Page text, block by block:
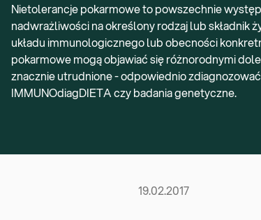
Nietolerancje pokarmowe to powszechnie
nadwrażliwości na określony rodzaj lub składnik
układu immunologicznego lub obecności
pokarmowe mogą objawiać się różnorodnymi
znacznie utrudnione - odpowiednio
IMMUNOdiagDIETA czy badania genetyczne.
19.02.2017